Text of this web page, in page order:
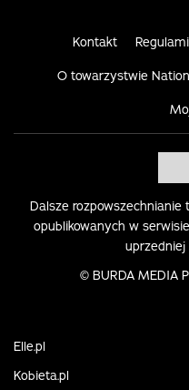
Kontakt
O towarzystwie
Dalsze rozpowszechnianie
opublikowanych w
uprzedniej
© BURDA MEDIA
Elle.pl
Kobieta.pl